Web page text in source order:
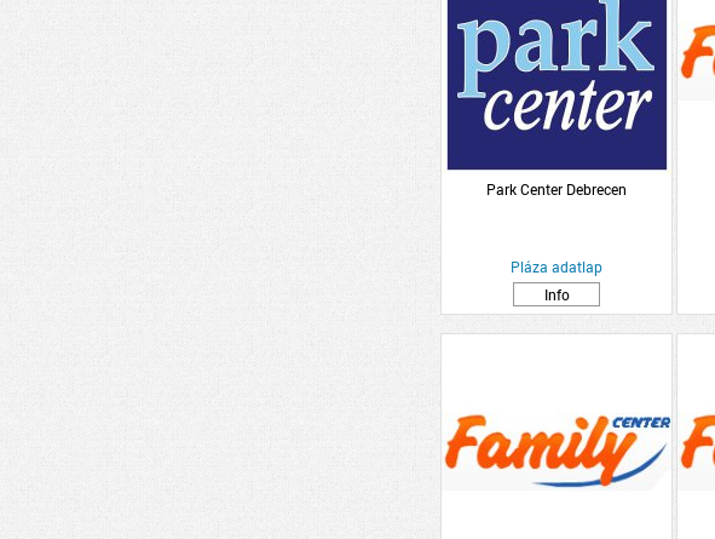
Park Center Debrecen
Pláza adatlap
Info